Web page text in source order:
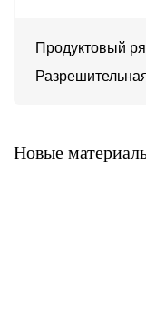
Продуктовый
Новые